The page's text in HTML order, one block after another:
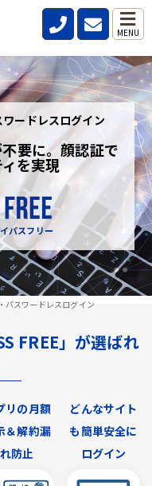
MENU
パスワードレスログイン
ードレスログイン
要に。顔認証で
を実現
パスフリー
FREE」が選ばれ
リの月額
＆解約漏
れ防止
どんなサイト
も簡単安全に
ログイン